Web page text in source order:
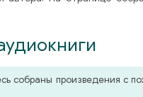
собраны произведения